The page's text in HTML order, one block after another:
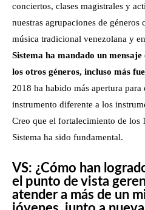
conciertos, clases magistrales y
nuestras agrupaciones de
música tradicional venezolana y
Sistema ha mandado un
los otros géneros, incluso más
2018 ha habido más apertura
instrumento diferente a los
Creo que el fortalecimiento de los
Sistema ha sido fundamental.
VS: ¿Cómo han
el punto de vista
atender a más de un